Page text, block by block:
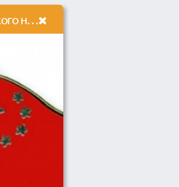
Перевод текстов с анлийского на русский и с китайского на русский